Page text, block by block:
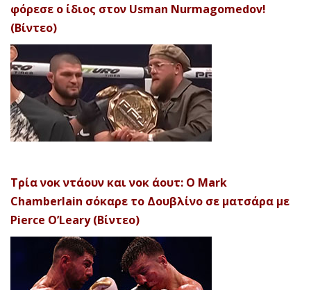
φόρεσε ο ίδιος στον Usman Nurmagomedov!
(Βίντεο)
Τρία νοκ ντάουν και νοκ άουτ: Ο Mark
Chamberlain σόκαρε το Δουβλίνο σε ματσάρα με
Pierce O’Leary (Βίντεο)